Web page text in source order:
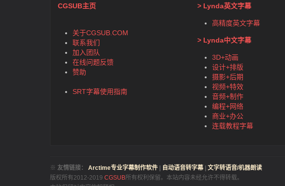
CGSUB主页
关于CGSUB.COM
联系我们
加入团队
在线问题反馈
赞助
SRT字幕使用指南
> Lynda英文字幕
高精度英文字幕
> Lynda中文字幕
3D+动画
设计+排版
摄影+后期
视频+特效
音频+制作
编程+网络
商业+办公
连载教程字幕
※ 友情链接： Arctime专业字幕制作软件 自动语音转字幕| 文字转语音/机器朗读
版权所有2012-2019 CGSUB所有权利保留。本站内容未经允许不得转载。